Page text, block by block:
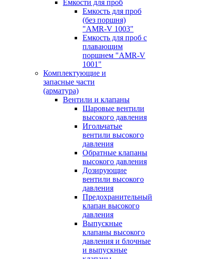
Емкости для проб
Емкость для проб
(без поршня)
"AMR-V 1003"
Емкость для проб с
плавающим
поршнем "AMR-V
1001"
Комплектующие и
запасные части
(арматура)
Вентили и клапаны
Шаровые вентили
высокого давления
Игольчатые
вентили высокого
давления
Обратные клапаны
высокого давления
Дозирующие
вентили высокого
давления
Предохранительный
клапан высокого
давления
Выпускные
клапаны высокого
давления и блочные
и выпускные